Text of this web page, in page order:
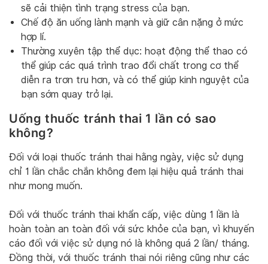
sẽ cải thiện tình trạng stress của bạn.
Chế độ ăn uống lành mạnh và giữ cân nặng ở mức
hợp lí.
Thường xuyên tập thể dục: hoạt động thể thao có
thể giúp các quá trình trao đổi chất trong cơ thể
diễn ra trơn tru hơn, và có thể giúp kinh nguyệt của
bạn sớm quay trở lại.
Uống thuốc tránh thai 1 lần có sao
không?
Đối với loại thuốc tránh thai hằng ngày, việc sử dụng
chỉ 1 lần chắc chắn không đem lại hiệu quả tránh thai
như mong muốn.
Đối với thuốc tránh thai khẩn cấp, việc dùng 1 lần là
hoàn toàn an toàn đối với sức khỏe của bạn, vì khuyến
cáo đối với việc sử dụng nó là không quá 2 lần/ tháng.
Đồng thời, với thuốc tránh thai nói riêng cũng như các